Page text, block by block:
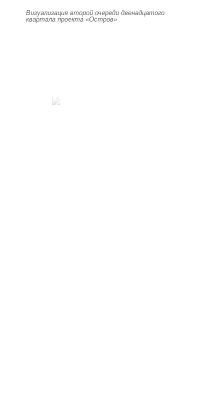
Визуализация второй очереди двенадцатого
квартала проекта «Остров»